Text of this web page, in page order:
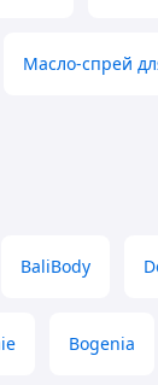
Масло-спрей
BaliBody
Bogenia